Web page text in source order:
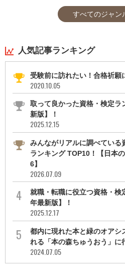
すべてのジャン
人気記事ランキング
受験前に訪れたい！合格祈願
2020.10.05
取って良かった資格・検定
新版】！
2025.12.15
みんながリアルに調べている
ランキング TOP10！【日本
6】
2026.07.09
就職・転職に役立つ資格・
年最新版】！
2025.12.17
都内に現れた本と緑のオアシ
れる「本の森ちゅうおう」に
2024.07.05